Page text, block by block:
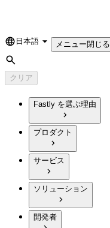
Language
日本語 メニュー閉じる
検索
クリア
Fastly を選ぶ理由
プロダクト
サービス
ソリューション
開発者